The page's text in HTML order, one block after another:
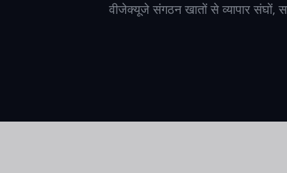
वीजेक्यूजे संगठन खातों से व्यापार संघों,